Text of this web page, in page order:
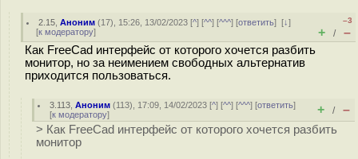
2.15 ,Аноним (17), 15:26, 13/02/2023 [^] [^^] [^^^] [ответить][↓]
[к модератору]
–3
+ / –
Как FreeCad интерфейс от которого хочется разбить
монитор, но за неимением свободных альтернатив
приходится пользоваться.
3.113 ,Аноним (113), 17:09, 14/02/2023 [^] [^^] [^^^] [ответить]
[к модератору] + / –
> Как FreeCad интерфейс от которого хочется разбить
монитор